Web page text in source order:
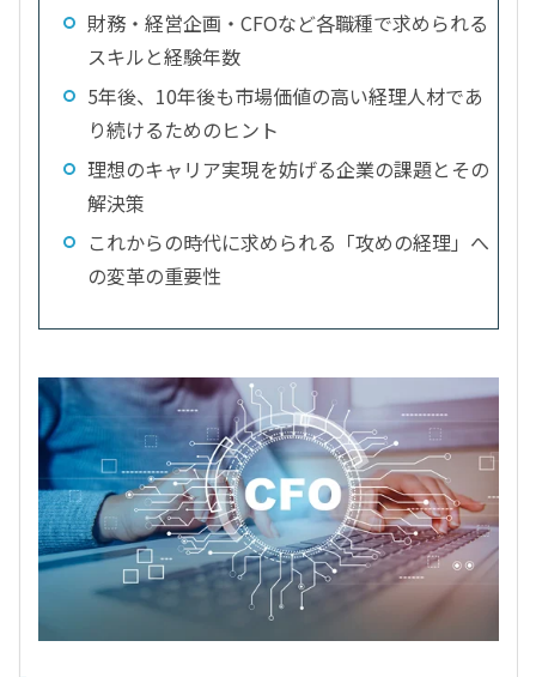
財務・経営企画・CFOなど各職種で求められる
スキルと経験年数
5年後、10年後も市場価値の高い経理人材であ
り続けるためのヒント
理想のキャリア実現を妨げる企業の課題とその
解決策
これからの時代に求められる「攻めの経理」へ
の変革の重要性